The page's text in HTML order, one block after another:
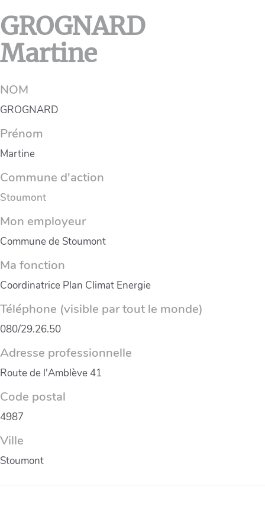
GROGNARD
Martine
NOM
GROGNARD
Prénom
Martine
Commune d'action
Stoumont
Mon employeur
Commune de Stoumont
Ma fonction
Coordinatrice Plan Climat Energie
Téléphone (visible par tout le monde)
080/29.26.50
Adresse professionnelle
Route de l'Amblève 41
Code postal
4987
Ville
Stoumont